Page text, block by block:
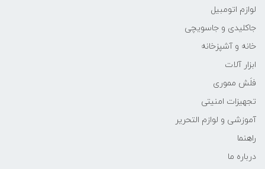
لوازم اتومبیل
جاکلیدی و جاسویچی
خانه و آشپزخانه
ابزار آلات
فلَش مموری
تجهیزات امنیتی
آموزشی و لوازم التحریر
راهنما
درباره ما